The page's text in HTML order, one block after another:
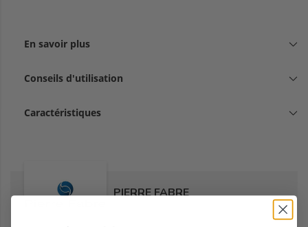
En savoir plus
Conseils d'utilisation
Caractéristiques
PIERRE FABRE